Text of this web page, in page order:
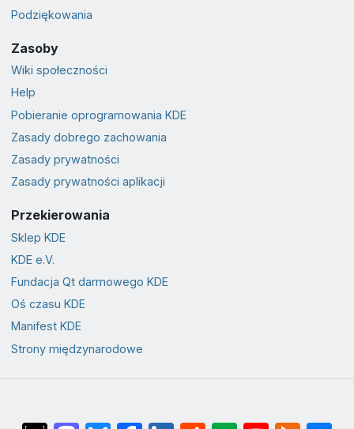
Podziękowania
Zasoby
Wiki społeczności
Help
Pobieranie oprogramowania KDE
Zasady dobrego zachowania
Zasady prywatności
Zasady prywatności aplikacji
Przekierowania
Sklep KDE
KDE e.V.
Fundacja Qt darmowego KDE
Oś czasu KDE
Manifest KDE
Strony międzynarodowe